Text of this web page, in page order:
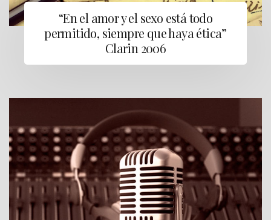
“En el amor y el sexo está todo
permitido, siempre que haya ética”
Clarin 2006